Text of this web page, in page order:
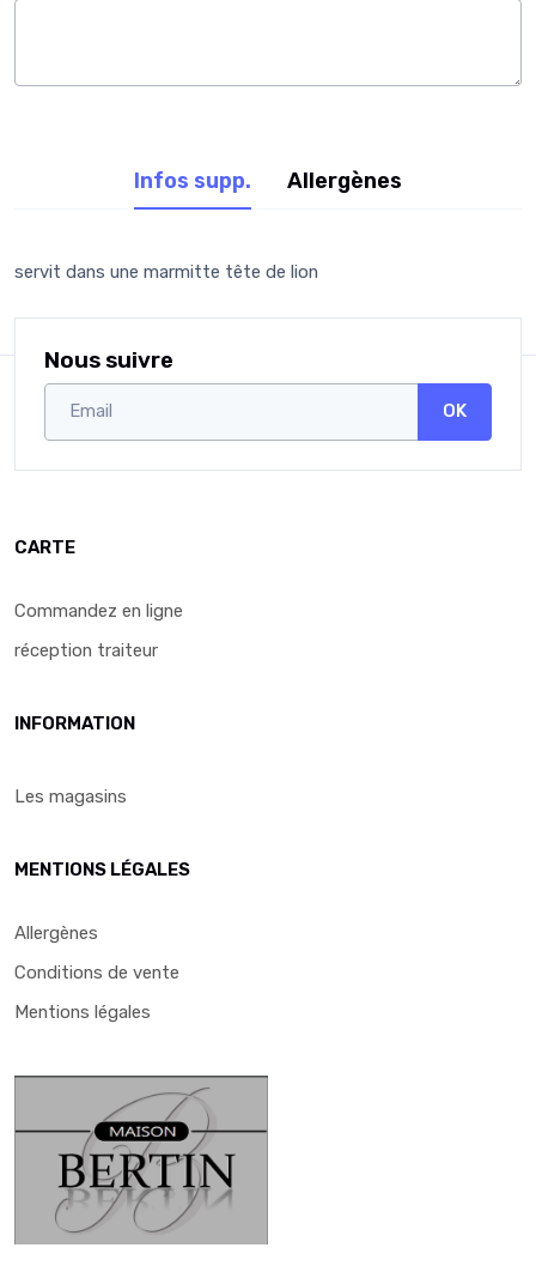
Infos supp. Allergènes
servit dans une marmitte tête de lion
Nous suivre
OK
CARTE
Commandez en ligne
réception traiteur
INFORMATION
Les magasins
MENTIONS LÉGALES
Allergènes
Conditions de vente
Mentions légales